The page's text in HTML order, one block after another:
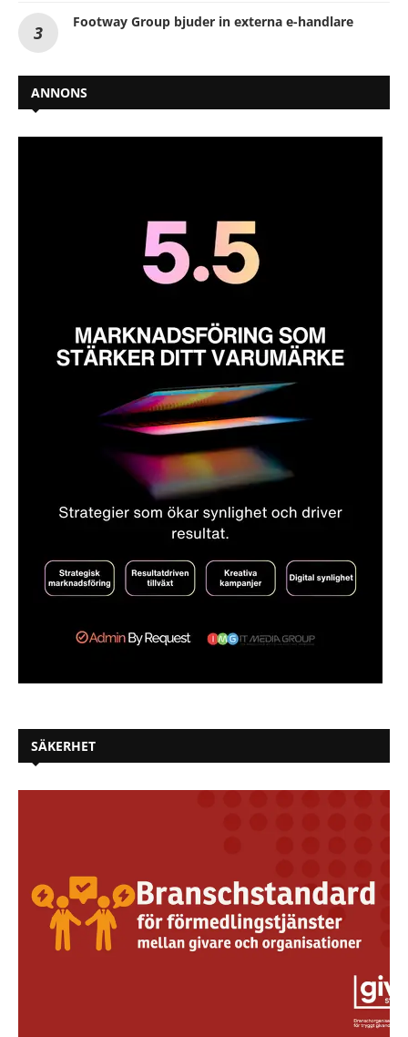
Footway Group bjuder in externa e-handlare
ANNONS
SÄKERHET